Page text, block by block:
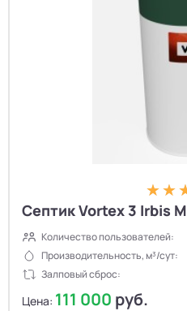
Септик Vortex 3 Irbis M
Количество пользователей:
Производительность, м³/сут:
Залповый сброс:
Цена: 111 000 руб.